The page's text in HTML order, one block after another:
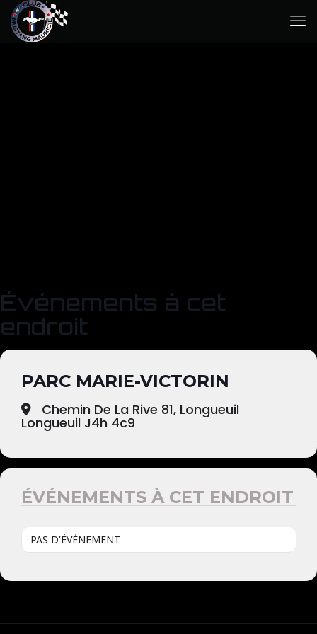
Événements à cet
endroit
PARC MARIE-VICTORIN
Chemin De La Rive 81, Longueuil
Longueuil J4h 4c9
ÉVÉNEMENTS À CET ENDROIT
PAS D'ÉVÉNEMENT